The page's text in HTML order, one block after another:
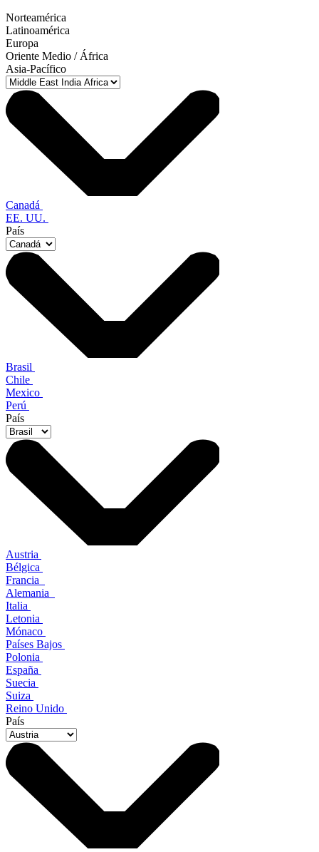
Norteamérica
Latinoamérica
Europa
Oriente Medio / África
Asia-Pacífico
Canadá
EE. UU.
País
Brasil
Chile
Mexico
Perú
País
Austria
Bélgica
Francia
Alemania
Italia
Letonia
Mónaco
Países Bajos
Polonia
España
Suecia
Suiza
Reino Unido
País